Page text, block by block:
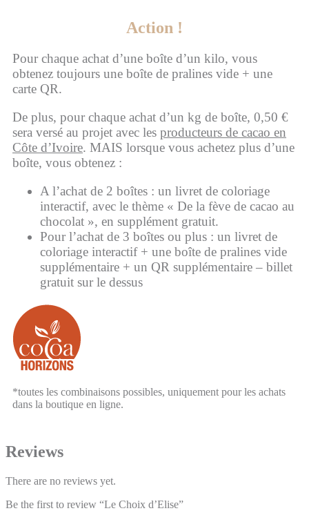
Action !
Pour chaque achat d’une boîte d’un kilo, vous
obtenez toujours une boîte de pralines vide + une
carte QR.
De plus, pour chaque achat d’un kg de boîte, 0,50 €
sera versé au projet avec les producteurs de cacao en
Côte d’Ivoire. MAIS lorsque vous achetez plus d’une
boîte, vous obtenez :
A l’achat de 2 boîtes : un livret de coloriage
interactif, avec le thème « De la fève de cacao au
chocolat », en supplément gratuit.
Pour l’achat de 3 boîtes ou plus : un livret de
coloriage interactif + une boîte de pralines vide
supplémentaire + un QR supplémentaire – billet
gratuit sur le dessus
*toutes les combinaisons possibles, uniquement pour les achats
dans la boutique en ligne.
Reviews
There are no reviews yet.
Be the first to review “Le Choix d’Elise”